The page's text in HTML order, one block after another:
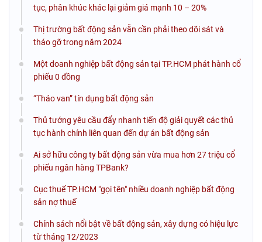
tục, phân khúc khác lại giảm giá mạnh 10 – 20%
Thị trường bất động sản vẫn cần phải theo dõi sát và
tháo gỡ trong năm 2024
Một doanh nghiệp bất động sản tại TP.HCM phát hành cổ
phiếu 0 đồng
“Tháo van” tín dụng bất động sản
Thủ tướng yêu cầu đẩy nhanh tiến độ giải quyết các thủ
tục hành chính liên quan đến dự án bất động sản
Ai sở hữu công ty bất động sản vừa mua hơn 27 triệu cổ
phiếu ngân hàng TPBank?
Cục thuế TP.HCM "gọi tên" nhiều doanh nghiệp bất động
sản nợ thuế
Chính sách nổi bật về bất động sản, xây dựng có hiệu lực
từ tháng 12/2023